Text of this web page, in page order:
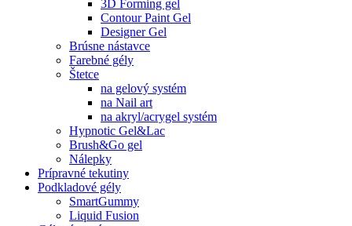
3D Forming gel
Contour Paint Gel
Designer Gel
Brúsne nástavce
Farebné gély
Štetce
na gelový systém
na Nail art
na akryl/acrygel systém
Hypnotic Gel&Lac
Brush&Go gel
Nálepky
Prípravné tekutiny
Podkladové gély
SmartGummy
Liquid Fusion